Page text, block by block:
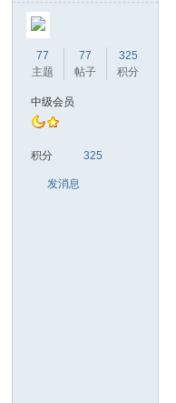
77
主题
77
帖子
325
积分
中级会员
积分 325
发消息